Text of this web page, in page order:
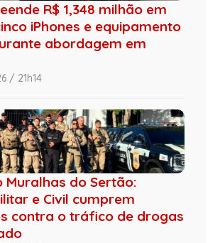
R$ 1,348 milhão em
iPhones e equipamento
abordagem em
/ 21h14
Muralhas do Sertão:
e Civil cumprem
contra o tráfico de drogas